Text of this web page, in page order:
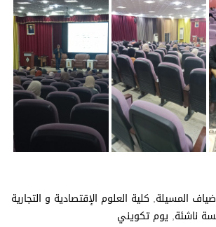
المسيلة, كلية العلوم الإقتصادية و التجارية
ناشئة, يوم تكويني